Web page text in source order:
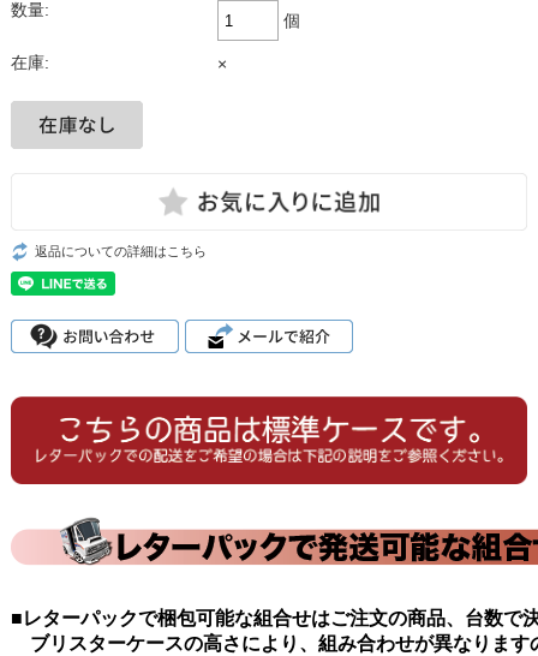
数量:
個
在庫: ×
返品についての詳細はこちら
■レターパックで梱包可能な組合せはご注文の商品、台数で
ブリスターケースの高さにより、組み合わせが異なります